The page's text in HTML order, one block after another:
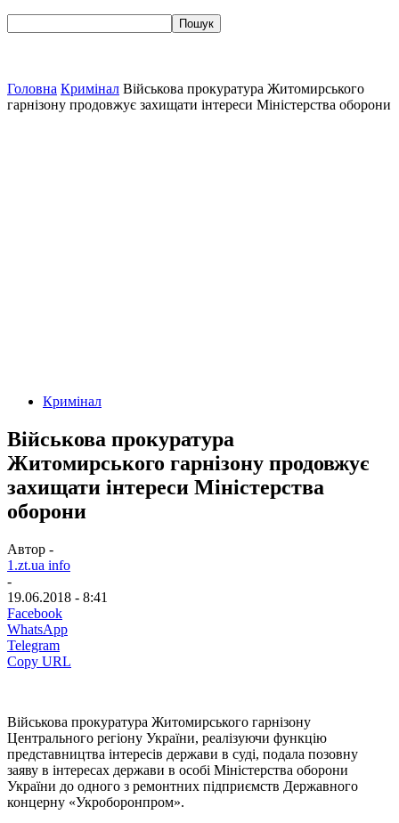
Головна Кримінал Військова прокуратура Житомирського
гарнізону продовжує захищати інтереси Міністерства оборони
Кримінал
Військова прокуратура
Житомирського гарнізону продовжує
захищати інтереси Міністерства
оборони
Автор -
1.zt.ua info
-
19.06.2018 - 8:41
Facebook
WhatsApp
Telegram
Copy URL
Військова прокуратура Житомирського гарнізону
Центрального регіону України, реалізуючи функцію
представництва інтересів держави в суді, подала позовну
заяву в інтересах держави в особі Міністерства оборони
України до одного з ремонтних підприємств Державного
концерну «Укроборонпром».